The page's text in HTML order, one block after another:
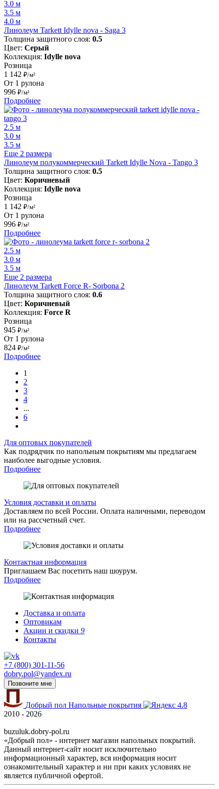
3.0 м
3.5 м
4.0 м
Линолеум Tarkett Idylle nova - Saga 3
Толщина защитного слоя: 0.5
Цвет: Серый
Коллекция: Idylle nova
Розница
1 142 ₽/м²
От 1 рулона
996 ₽/м²
Подробнее
2.5 м
3.0 м
3.5 м
Еще 2 размера
Линолеум полукоммерческий Tarkett Idylle Nova - Tango 3
Толщина защитного слоя: 0.5
Цвет: Коричневый
Коллекция: Idylle nova
Розница
1 142 ₽/м²
От 1 рулона
996 ₽/м²
Подробнее
2.5 м
3.0 м
3.5 м
Еще 2 размера
Линолеум Tarkett Force R- Sorbona 2
Толщина защитного слоя: 0.6
Цвет: Коричневый
Коллекция: Force R
Розница
945 ₽/м²
От 1 рулона
824 ₽/м²
Подробнее
1
2
3
4
...
6
Для оптовых покупателей
Как подрядчик по напольным покрытиям мы предлагаем
наиболее выгодные условия.
Подробнее
Условия доставки и оплаты
Доставляем по всей России. Оплата наличными, переводом
или на рассчетный счет.
Подробнее
Контактная информация
Приглашаем Вас посетить наш шоурум.
Подробнее
Доставка и оплата
Оптовикам
Акции и скидки 9
Контакты
+7 (800) 301-11-56
dobry.pol@yandex.ru
Позвоните мне
Добрый пол Напольные покрытия
4.8
2010 - 2026
buzuluk.dobry-pol.ru
«Добрый пол» - интернет магазин напольных покрытий.
Данный интернет-сайт носит исключительно
информационный характер, вся информация носит
ознакомительный характер и ни при каких условиях не
является публичной офертой.